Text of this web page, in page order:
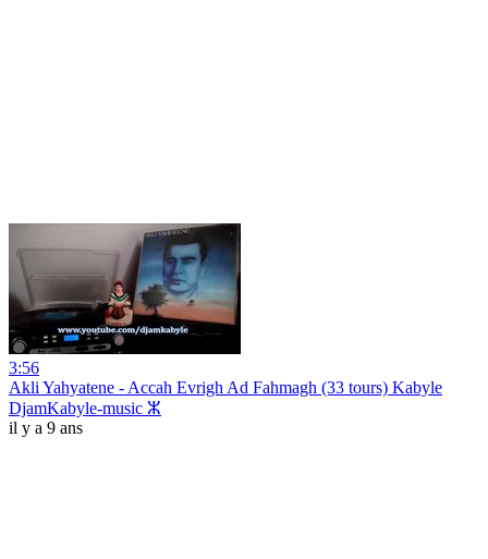
3:56
Akli Yahyatene - Accah Evrigh Ad Fahmagh (33 tours) Kabyle
DjamKabyle-music ⵣ
il y a 9 ans